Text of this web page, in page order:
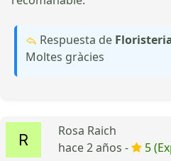
Respuesta de
Moltes gràcies
Rosa Raich
hace 2 años -
5